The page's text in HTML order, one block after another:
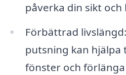
påverka din sikt och
Förbättrad
putsning kan hjälpa
fönster och